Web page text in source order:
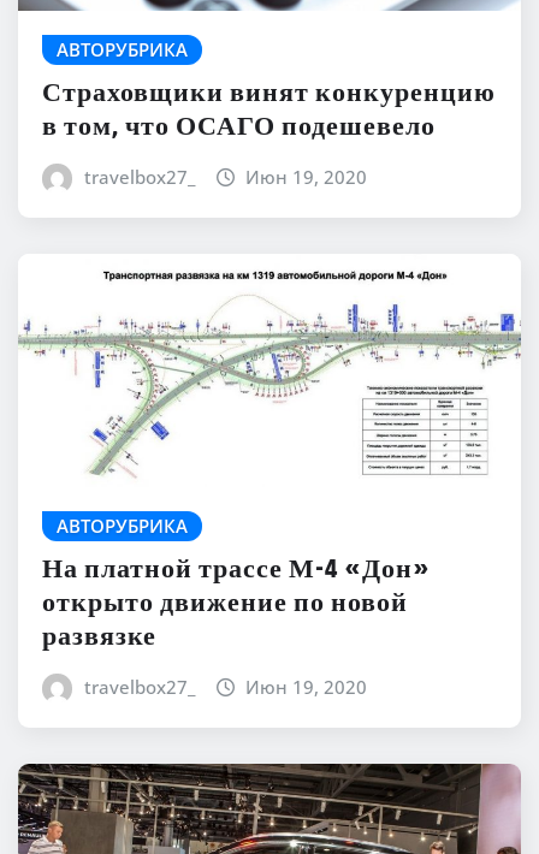
АВТОРУБРИКА
Страховщики винят конкуренцию
в том, что ОСАГО подешевело
travelbox27_ Июн 19, 2020
АВТОРУБРИКА
На платной трассе М-4 «Дон»
открыто движение по новой
развязке
travelbox27_ Июн 19, 2020